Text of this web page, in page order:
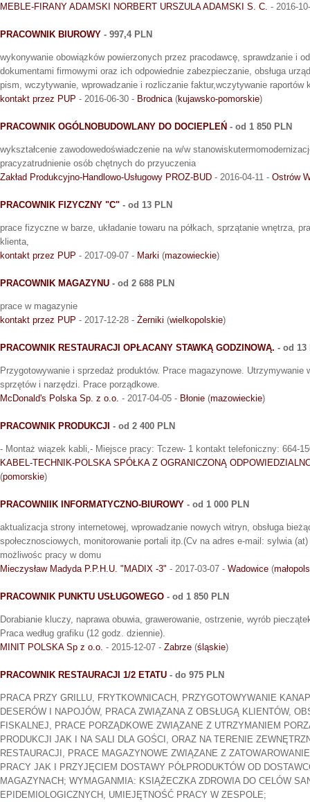
MEBLE-FIRANY ADAMSKI NORBERT URSZULA ADAMSKI S. C. - 2016-
PRACOWNIK BIUROWY - 997,4 PLN
wykonywanie obowiązków powierzonych przez pracodawcę, sprawdzanie i
dokumentami firmowymi oraz ich odpowiednie zabezpieczanie, obsługa
pism, wczytywanie, wprowadzanie i rozliczanie faktur,wczytywanie raportów
kontakt przez PUP - 2016-06-30 - Brodnica (kujawsko-pomorskie)
PRACOWNIK OGÓLNOBUDOWLANY DO DOCIEPLEŃ - od 1 850 PLN
wykształcenie zawodowedoświadczenie na w/w
pracyzatrudnienie osób chętnych do przyuczenia
Zakład Produkcyjno-Handlowo-Usługowy PROZ-BUD - 2016-04-11 - Ostrów
PRACOWNIK FIZYCZNY "C" - od 13 PLN
prace fizyczne w barze, układanie towaru na półkach, sprzątanie wnętrza,
klienta,
kontakt przez PUP - 2017-09-07 - Marki (mazowieckie)
PRACOWNIK MAGAZYNU - od 2 688 PLN
prace w magazynie
kontakt przez PUP - 2017-12-28 - Żerniki (wielkopolskie)
PRACOWNIK RESTAURACJI OPŁACANY STAWKĄ GODZINOWĄ. - od 13
Przygotowywanie i sprzedaż produktów. Prace magazynowe.
sprzętów i narzędzi. Prace porządkowe.
McDonald's Polska Sp. z o.o. - 2017-04-05 - Błonie (mazowieckie)
PRACOWNIK PRODUKCJI - od 2 400 PLN
- Montaż wiązek kabli,- Miejsce pracy: Tczew- 1 kontakt telefoniczny: 664-
KABEL-TECHNIK-POLSKA SPÓŁKA Z OGRANICZONĄ
(pomorskie)
PRACOWNIIK INFORMATYCZNO-BIUROWY - od 1 000 PLN
aktualizacja strony internetowej, wprowadzanie nowych witryn, obsługa
społecznosciowych, monitorowanie portali itp.(Cv na adres e-mail: sylwia
możliwośc pracy w domu
Mieczysław Madyda P.P.H.U. "MADIX -3" - 2017-03-07 - Wadowice (
PRACOWNIK PUNKTU USŁUGOWEGO - od 1 850 PLN
Dorabianie kluczy, naprawa obuwia, grawerowanie, ostrzenie, wyrób
Praca według grafiku (12 godz. dziennie).
MINIT POLSKA Sp z o.o. - 2015-12-07 - Zabrze (śląskie)
PRACOWNIK RESTAURACJI 1/2 ETATU - do 975 PLN
PRACA PRZY GRILLU, FRYTKOWNICACH, PRZYGOTOWYWANIE
DESERÓW I NAPOJÓW, PRACA ZWIĄZANA Z OBSŁUGĄ KLIENTÓW,
FISKALNEJ, PRACE PORZĄDKOWE ZWIĄZANE Z UTRZYMANIEM
PRODUKCJI JAK I NA SALI DLA GOŚCI, ORAZ NA TERENIE
RESTAURACJI, PRACE MAGAZYNOWE ZWIĄZANE Z
PRACY JAK I PRZYJĘCIEM DOSTAWY PÓŁPRODUKTÓW OD
MAGAZYNACH; WYMAGANMIA: KSIĄŻECZKA ZDROWIA DO CELÓW
EPIDEMIOLOGICZNYCH, UMIEJĘTNOŚĆ PRACY W ZESPOLE;